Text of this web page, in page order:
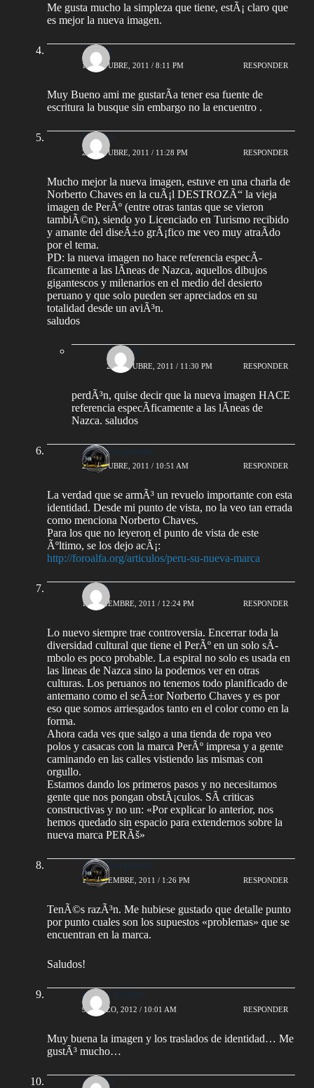
Me gusta mucho la simpleza que tiene, estÃ¡ claro que
es mejor la nueva imagen.
Adrian
16 OCTUBRE, 2011 / 8:11 PM RESPONDER
Muy Bueno ami me gustarÃ­a tener esa fuente de
escritura la busque sin embargo no la encuentro .
leandro
25 OCTUBRE, 2011 / 11:28 PM RESPONDER
Mucho mejor la nueva imagen, estuve en una charla de
Norberto Chaves en la cuÃ¡l DESTROZÃ“ la vieja
imagen de PerÃº (entre otras tantas que se vieron
tambiÃ©n), siendo yo Licenciado en Turismo recibido
y amante del diseÃ±o grÃ¡fico me veo muy atraÃ­do
por el tema.
PD: la nueva imagen no hace referencia especÃ­
ficamente a las lÃ­neas de Nazca, aquellos dibujos
gigantescos y milenarios en el medio del desierto
peruano y que solo pueden ser apreciados en su
totalidad desde un aviÃ³n.
saludos
leandro
25 OCTUBRE, 2011 / 11:30 PM RESPONDER
perdÃ³n, quise decir que la nueva imagen HACE
referencia especÃ­ficamente a las lÃ­neas de
Nazca. saludos
AlejoBergmann
26 OCTUBRE, 2011 / 10:51 AM RESPONDER
La verdad que se armÃ³ un revuelo importante con esta
identidad. Desde mi punto de vista, no la veo tan errada
como menciona Norberto Chaves.
Para los que no leyeron el punto de vista de este
Ãºltimo, se los dejo acÃ¡:
http://foroalfa.org/articulos/peru-su-nueva-marca
Marco
1 NOVIEMBRE, 2011 / 12:24 PM RESPONDER
Lo nuevo siempre trae controversia. Encerrar toda la
diversidad cultural que tiene el PerÃº en un solo sÃ­
mbolo es poco probable. La espiral no solo es usada en
las lineas de Nazca sino la podemos ver en otras
culturas. Los peruanos no tenemos todo planificado de
antemano como el seÃ±or Norberto Chaves y es por
eso que somos arriesgados tanto en el color como en la
forma.
Ahora cada ves que salgo a una tienda de ropa veo
polos y casacas con la marca PerÃº impresa y a gente
caminando en las calles vistiendo las mismas con
orgullo.
Estamos dando los primeros pasos y no necesitamos
gente que nos pongan obstÃ¡culos. SÃ­ criticas
constructivas y no un: «Por explicar lo anterior, nos
hemos quedado sin espacio para extendernos sobre la
nueva marca PERÃš»
AlejoBergmann
1 NOVIEMBRE, 2011 / 1:26 PM RESPONDER
TenÃ©s razÃ³n. Me hubiese gustado que detalle punto
por punto cuales son los supuestos «problemas» que se
encuentran en la marca.
Saludos!
ramiro feniger
9 MARZO, 2012 / 10:01 AM RESPONDER
Muy buena la imagen y los traslados de identidad… Me
gustÃ³ mucho…
rodrigo